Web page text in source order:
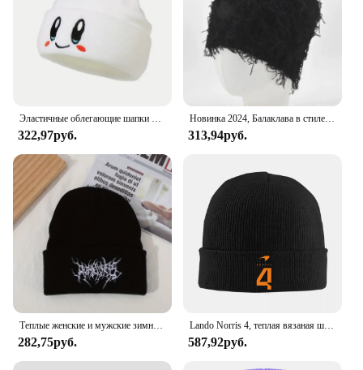
322,97руб.
Новинка 2024, Балаклава в стиле хип-хоп, вязаные шапки, лыжная маска на все лицо, женская маска для улицы, пушистая Лыжная Балаклава, облегающие шапки, шапка
313,94руб.
282,75руб.
Lando Norris 4, теплая вязаная шапка в стиле хип-хоп, осенне-зимняя уличная шапка, шапки для взрослых унисекс
587,92руб.